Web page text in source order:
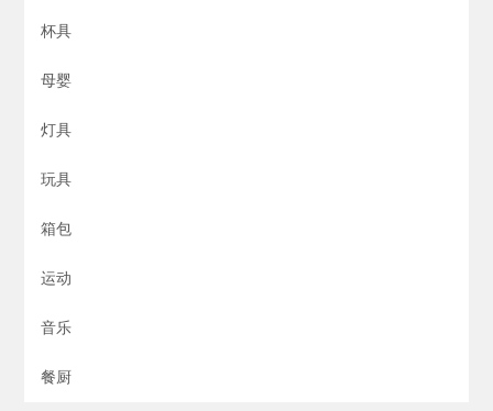
杯具
母婴
灯具
玩具
箱包
运动
音乐
餐厨